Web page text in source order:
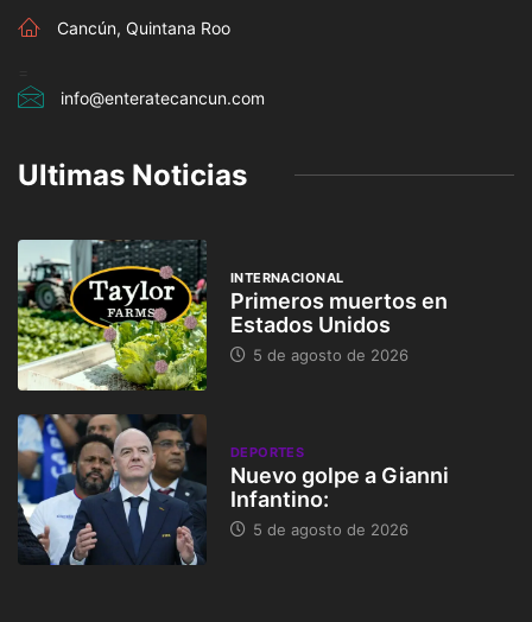
Cancún, Quintana Roo
info@enteratecancun.com
Ultimas Noticias
INTERNACIONAL
Primeros muertos en
Estados Unidos
5 de agosto de 2026
DEPORTES
Nuevo golpe a Gianni
Infantino:
5 de agosto de 2026